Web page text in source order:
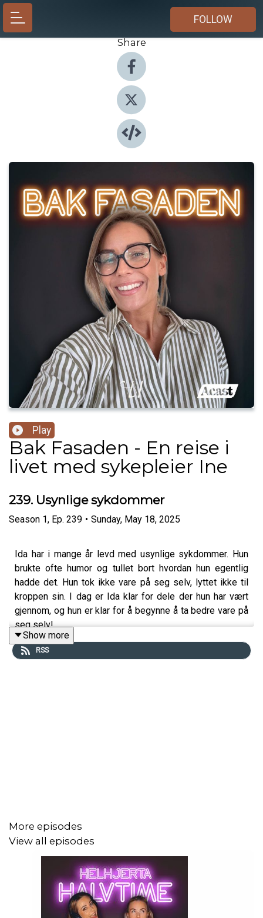
FOLLOW
Share
Play
Bak Fasaden - En reise i
livet med sykepleier Ine
239. Usynlige sykdommer
Season 1, Ep. 239 • Sunday, May 18, 2025
Ida har i mange år levd med usynlige sykdommer. Hun
brukte ofte humor og tullet bort hvordan hun egentlig
hadde det. Hun tok ikke vare på seg selv, lyttet ikke til
kroppen sin. I dag er Ida klar for dele der hun har vært
gjennom, og hun er klar for å begynne å ta bedre vare på
seg selv!
Show more
RSS
More episodes
View all episodes